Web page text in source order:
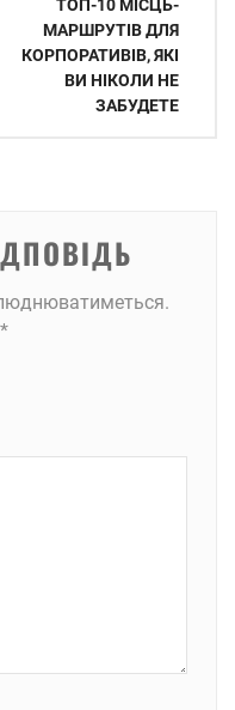
ТОП-10 МІСЦЬ-
МАРШРУТІВ ДЛЯ
КОРПОРАТИВІВ, ЯКІ
ВИ НІКОЛИ НЕ
ЗАБУДЕТЕ
*